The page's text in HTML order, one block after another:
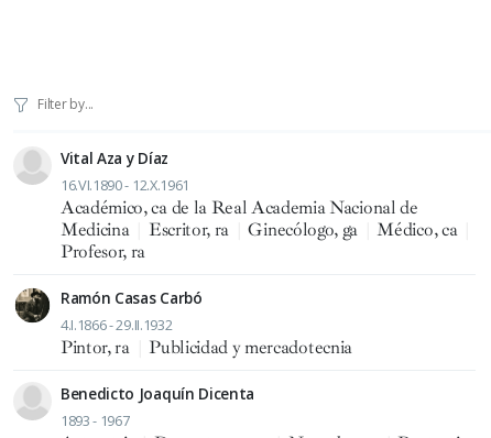
Vital Aza y Díaz
16.VI.1890 - 12.X.1961
Académico, ca de la Real Academia Nacional de
Medicina
Escritor, ra Ginecólogo, ga Médico, ca
Profesor, ra
Ramón Casas Carbó
4.I.1866 - 29.II.1932
Pintor, ra Publicidad y mercadotecnia
Benedicto Joaquín Dicenta
1893 - 1967